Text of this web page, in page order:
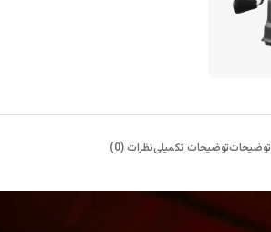
توضیحاتتوضیحات تکمیلینظرات (0)